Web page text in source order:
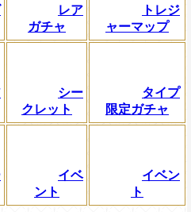
レア
ガチャ
トレジ
ャーマップ
シー
クレット
タイプ
限定ガチャ
イベ
ント
イベン
ト